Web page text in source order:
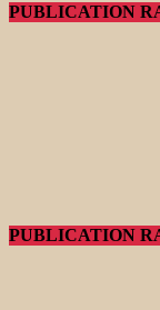
PUBLICATION
PUBLICATION